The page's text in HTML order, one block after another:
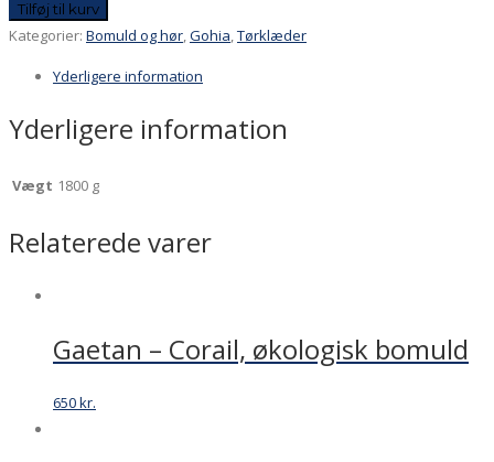
Tilføj til kurv
Kategorier: Bomuld og hør Gohia Tørklæder
Yderligere information
Yderligere information
Vægt 1800 g
Relaterede varer
Gaetan – Corail, økologisk bomuld
650kr.